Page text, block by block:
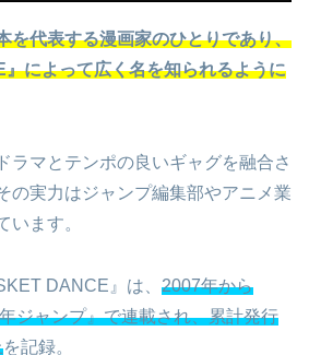
を代表する漫画家のひとりであり、
によって広く名を知られるように
ラマとテンポの良いギャグを融合さ
の実力はジャンプ編集部やアニメ業
います。
DANCE』は、 2007年から
ジャンプ』で連載され、累計発行
を記録。